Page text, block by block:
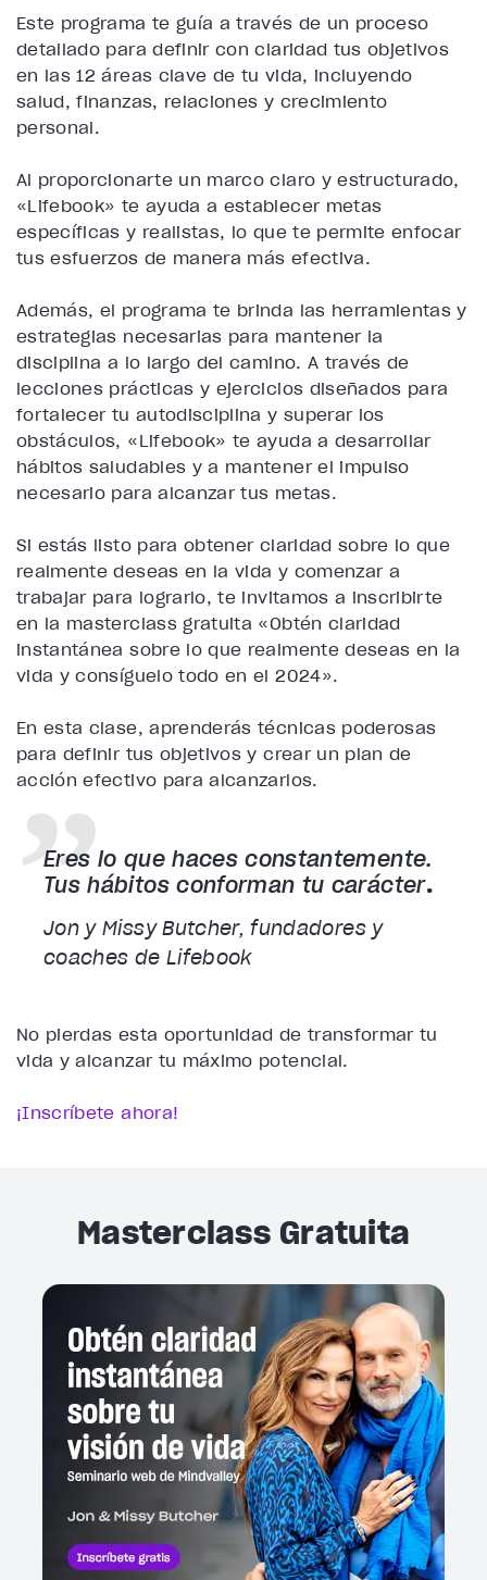
Este programa te guía a través de un proceso
detallado para definir con claridad tus objetivos
en las 12 áreas clave de tu vida, incluyendo
salud, finanzas, relaciones y crecimiento
personal.
Al proporcionarte un marco claro y estructurado,
«Lifebook» te ayuda a establecer metas
específicas y realistas, lo que te permite enfocar
tus esfuerzos de manera más efectiva.
Además, el programa te brinda las herramientas y
estrategias necesarias para mantener la
disciplina a lo largo del camino. A través de
lecciones prácticas y ejercicios diseñados para
fortalecer tu autodisciplina y superar los
obstáculos, «Lifebook» te ayuda a desarrollar
hábitos saludables y a mantener el impulso
necesario para alcanzar tus metas.
Si estás listo para obtener claridad sobre lo que
realmente deseas en la vida y comenzar a
trabajar para lograrlo, te invitamos a inscribirte
en la masterclass gratuita «Obtén claridad
instantánea sobre lo que realmente deseas en la
vida y consíguelo todo en el 2024».
En esta clase, aprenderás técnicas poderosas
para definir tus objetivos y crear un plan de
acción efectivo para alcanzarlos.
Eres lo que haces constantemente.
Tus hábitos conforman tu carácter.
Jon y Missy Butcher, fundadores y
coaches de Lifebook
No pierdas esta oportunidad de transformar tu
vida y alcanzar tu máximo potencial.
¡Inscríbete ahora!
Masterclass Gratuita